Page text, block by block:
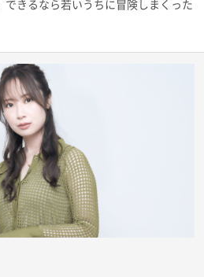
できるなら若いうちに冒険しまくった